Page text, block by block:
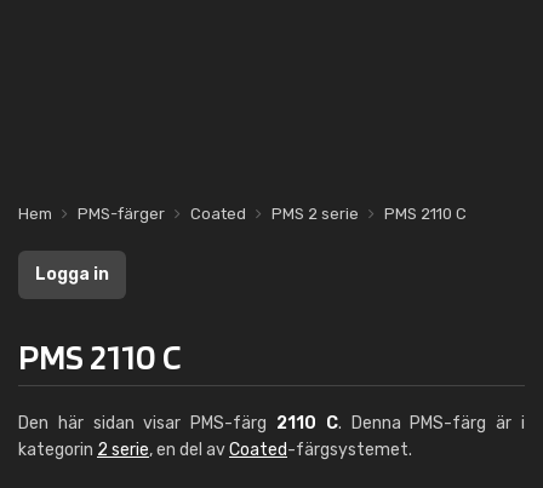
Hem PMS-färger Coated PMS 2 serie PMS 2110 C
Logga in
PMS 2110 C
Den här sidan visar PMS-färg 2110 C. Denna PMS-färg är i
kategorin 2 serie, en del avCoated-färgsystemet.